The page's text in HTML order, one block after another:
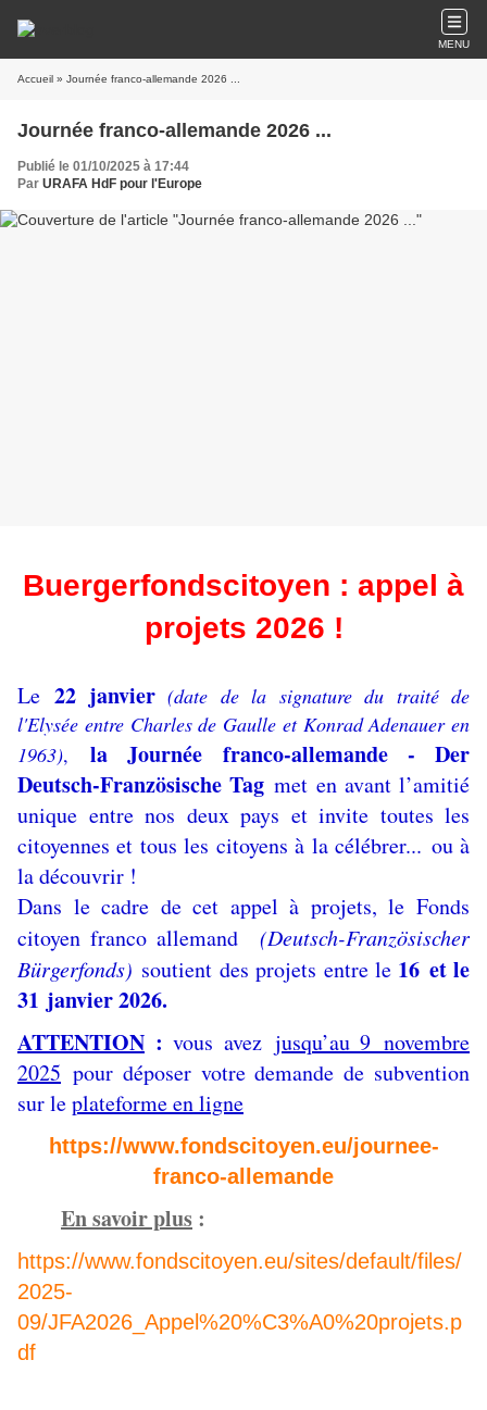
MENU
Accueil » Journée franco-allemande 2026 ...
Journée franco-allemande 2026 ...
Publié le 01/10/2025 à 17:44
Par URAFA HdF pour l'Europe
Buergerfondscitoyen : appel à
projets 2026 !
Le 22 janvier (date de la signature du traité de
l'Elysée entre Charles de Gaulle et Konrad Adenauer en
1963),
la Journée franco-allemande - Der
Deutsch-Französische Tag met en avant l’amitié
unique entre nos deux pays et invite toutes les
citoyennes et tous les citoyens à la célébrer... ou à
la découvrir !
Dans le cadre de cet appel à projets, le Fonds
citoyen franco allemand (Deutsch-Französischer
Bürgerfonds) soutient des projets entre le 16 et le
31 janvier 2026.
ATTENTION : vous avez jusqu’au 9 novembre
2025 pour déposer votre demande de subvention
sur leplateforme en ligne
https://www.fondscitoyen.eu/journee-
franco-allemande
En savoir plus :
https://www.fondscitoyen.eu/sites/default/files/
2025-
09/JFA2026_Appel%20%C3%A0%20projets.p
df